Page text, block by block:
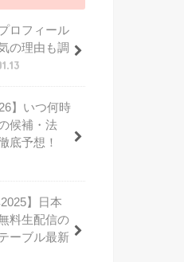
ロフィール
の理由も調
】いつ何時
候補・法
底予想！
】日本
料生配信の
ーブル最新